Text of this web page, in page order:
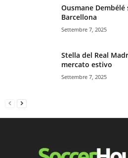
Ousmane
Barcellona
Settembre 7, 2025
Stella del Real
mercato estivo
Settembre 7, 2025